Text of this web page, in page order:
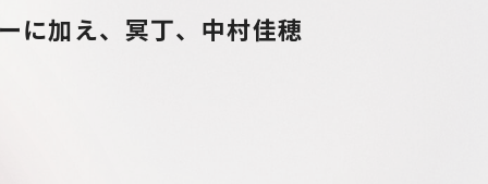
に加え、冥丁、中村佳穂